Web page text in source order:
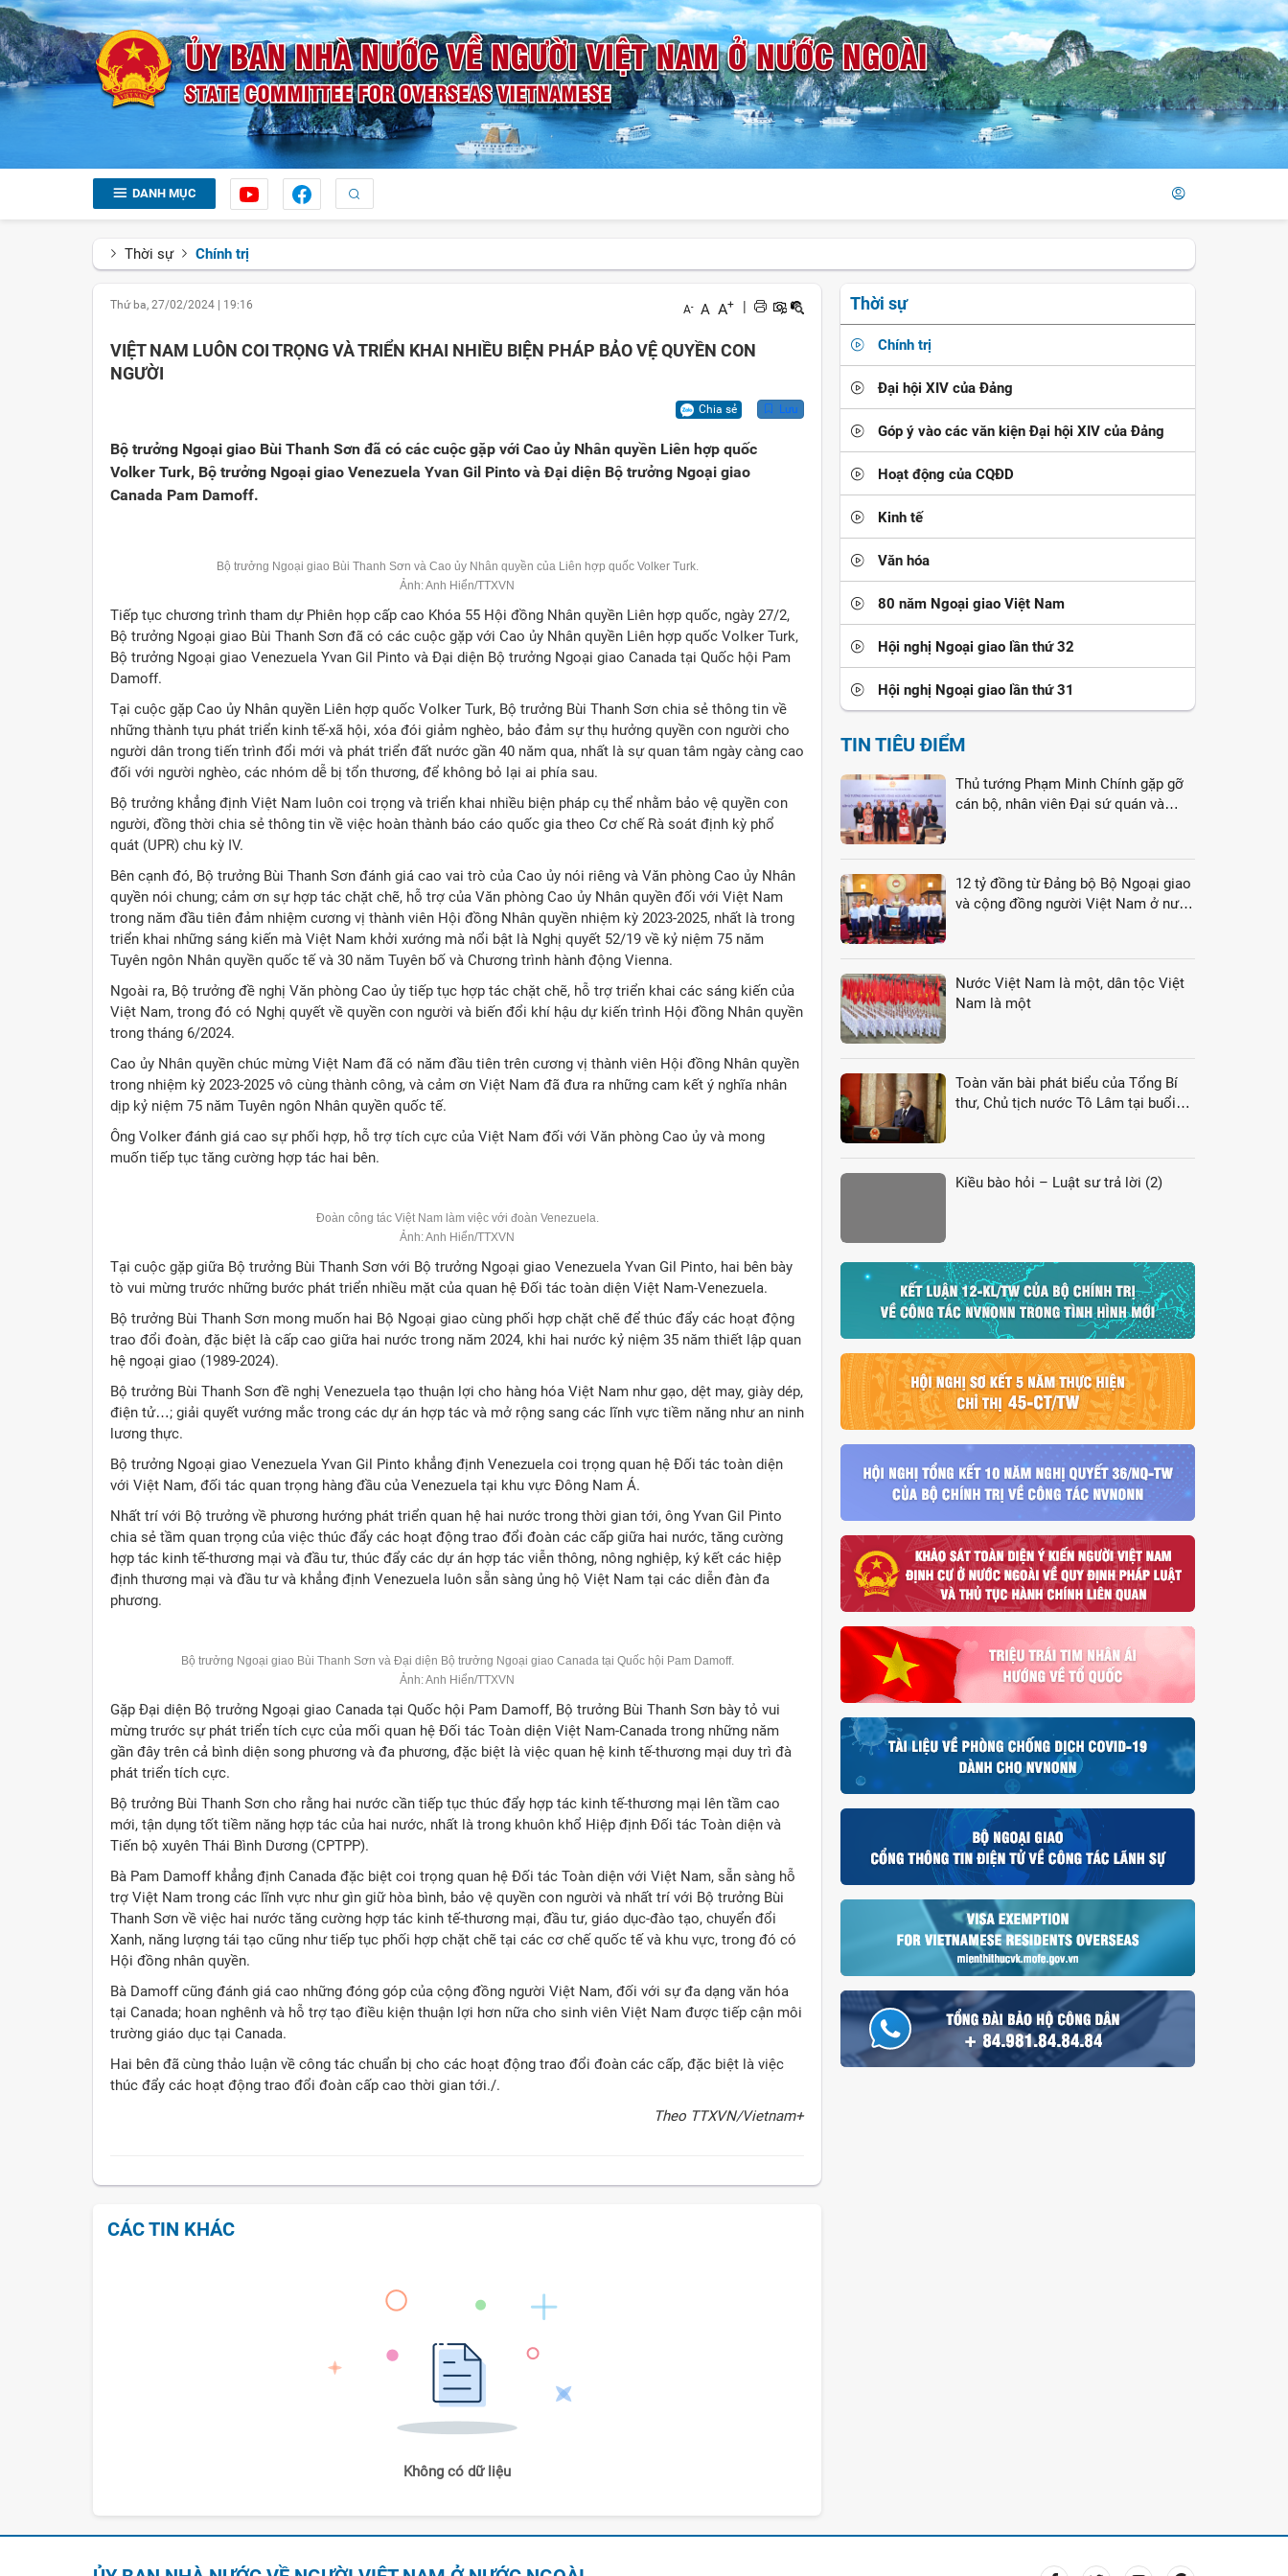
DANH MỤC
Thời sự Chính trị
Thứ ba, 27/02/2024 19:16 A- A A+ |
VIỆT NAM LUÔN COI TRỌNG VÀ TRIỂN KHAI NHIỀU BIỆN PHÁP BẢO VỆ QUYỀN CON
NGƯỜI
Chia sẻ Lưu
Bộ trưởng Ngoại giao Bùi Thanh Sơn đã có các cuộc gặp với Cao ủy Nhân quyền Liên hợp quốc
Volker Turk, Bộ trưởng Ngoại giao Venezuela Yvan Gil Pinto và Đại diện Bộ trưởng Ngoại giao
Canada Pam Damoff.
Bộ trưởng Ngoại giao Bùi Thanh Sơn và Cao ủy Nhân quyền của Liên hợp quốc Volker Turk.
Ảnh: Anh Hiển/TTXVN
Tiếp tục chương trình tham dự Phiên họp cấp cao Khóa 55 Hội đồng Nhân quyền Liên hợp quốc, ngày 27/2,
Bộ trưởng Ngoại giao Bùi Thanh Sơn đã có các cuộc gặp với Cao ủy Nhân quyền Liên hợp quốc Volker Turk,
Bộ trưởng Ngoại giao Venezuela Yvan Gil Pinto và Đại diện Bộ trưởng Ngoại giao Canada tại Quốc hội Pam
Damoff.
Tại cuộc gặp Cao ủy Nhân quyền Liên hợp quốc Volker Turk, Bộ trưởng Bùi Thanh Sơn chia sẻ thông tin về
những thành tựu phát triển kinh tế-xã hội, xóa đói giảm nghèo, bảo đảm sự thụ hưởng quyền con người cho
người dân trong tiến trình đổi mới và phát triển đất nước gần 40 năm qua, nhất là sự quan tâm ngày càng cao
đối với người nghèo, các nhóm dễ bị tổn thương, để không bỏ lại ai phía sau.
Bộ trưởng khẳng định Việt Nam luôn coi trọng và triển khai nhiều biện pháp cụ thể nhằm bảo vệ quyền con
người, đồng thời chia sẻ thông tin về việc hoàn thành báo cáo quốc gia theo Cơ chế Rà soát định kỳ phổ
quát (UPR) chu kỳ IV.
Bên cạnh đó, Bộ trưởng Bùi Thanh Sơn đánh giá cao vai trò của Cao ủy nói riêng và Văn phòng Cao ủy Nhân
quyền nói chung; cảm ơn sự hợp tác chặt chẽ, hỗ trợ của Văn phòng Cao ủy Nhân quyền đối với Việt Nam
trong năm đầu tiên đảm nhiệm cương vị thành viên Hội đồng Nhân quyền nhiệm kỳ 2023-2025, nhất là trong
triển khai những sáng kiến mà Việt Nam khởi xướng mà nổi bật là Nghị quyết 52/19 về kỷ niệm 75 năm
Tuyên ngôn Nhân quyền quốc tế và 30 năm Tuyên bố và Chương trình hành động Vienna.
Ngoài ra, Bộ trưởng đề nghị Văn phòng Cao ủy tiếp tục hợp tác chặt chẽ, hỗ trợ triển khai các sáng kiến của
Việt Nam, trong đó có Nghị quyết về quyền con người và biến đổi khí hậu dự kiến trình Hội đồng Nhân quyền
trong tháng 6/2024.
Cao ủy Nhân quyền chúc mừng Việt Nam đã có năm đầu tiên trên cương vị thành viên Hội đồng Nhân quyền
trong nhiệm kỳ 2023-2025 vô cùng thành công, và cảm ơn Việt Nam đã đưa ra những cam kết ý nghĩa nhân
dịp kỷ niệm 75 năm Tuyên ngôn Nhân quyền quốc tế.
Ông Volker đánh giá cao sự phối hợp, hỗ trợ tích cực của Việt Nam đối với Văn phòng Cao ủy và mong
muốn tiếp tục tăng cường hợp tác hai bên.
Đoàn công tác Việt Nam làm việc với đoàn Venezuela.
Ảnh: Anh Hiển/TTXVN
Tại cuộc gặp giữa Bộ trưởng Bùi Thanh Sơn với Bộ trưởng Ngoại giao Venezuela Yvan Gil Pinto, hai bên bày
tò vui mừng trước những bước phát triển nhiều mặt của quan hệ Đối tác toàn diện Việt Nam-Venezuela.
Bộ trưởng Bùi Thanh Sơn mong muốn hai Bộ Ngoại giao cùng phối hợp chặt chẽ để thúc đẩy các hoạt động
trao đổi đoàn, đặc biệt là cấp cao giữa hai nước trong năm 2024, khi hai nước kỷ niệm 35 năm thiết lập quan
hệ ngoại giao (1989-2024).
Bộ trưởng Bùi Thanh Sơn đề nghị Venezuela tạo thuận lợi cho hàng hóa Việt Nam như gạo, dệt may, giày dép,
điện tử…; giải quyết vướng mắc trong các dự án hợp tác và mở rộng sang các lĩnh vực tiềm năng như an ninh
lương thực.
Bộ trưởng Ngoại giao Venezuela Yvan Gil Pinto khẳng định Venezuela coi trọng quan hệ Đối tác toàn diện
với Việt Nam, đối tác quan trọng hàng đầu của Venezuela tại khu vực Đông Nam Á.
Nhất trí với Bộ trưởng về phương hướng phát triển quan hệ hai nước trong thời gian tới, ông Yvan Gil Pinto
chia sẻ tầm quan trọng của việc thúc đẩy các hoạt động trao đổi đoàn các cấp giữa hai nước, tăng cường
hợp tác kinh tế-thương mại và đầu tư, thúc đẩy các dự án hợp tác viễn thông, nông nghiệp, ký kết các hiệp
định thương mại và đầu tư và khẳng định Venezuela luôn sẵn sàng ủng hộ Việt Nam tại các diễn đàn đa
phương.
Bộ trưởng Ngoại giao Bùi Thanh Sơn và Đại diện Bộ trưởng Ngoại giao Canada tại Quốc hội Pam Damoff.
Ảnh: Anh Hiển/TTXVN
Gặp Đại diện Bộ trưởng Ngoại giao Canada tại Quốc hội Pam Damoff, Bộ trưởng Bùi Thanh Sơn bày tỏ vui
mừng trước sự phát triển tích cực của mối quan hệ Đối tác Toàn diện Việt Nam-Canada trong những năm
gần đây trên cả bình diện song phương và đa phương, đặc biệt là việc quan hệ kinh tế-thương mại duy trì đà
phát triển tích cực.
Bộ trưởng Bùi Thanh Sơn cho rằng hai nước cần tiếp tục thúc đẩy hợp tác kinh tế-thương mại lên tầm cao
mới, tận dụng tốt tiềm năng hợp tác của hai nước, nhất là trong khuôn khổ Hiệp định Đối tác Toàn diện và
Tiến bộ xuyên Thái Bình Dương (CPTPP).
Bà Pam Damoff khẳng định Canada đặc biệt coi trọng quan hệ Đối tác Toàn diện với Việt Nam, sẵn sàng hỗ
trợ Việt Nam trong các lĩnh vực như gìn giữ hòa bình, bảo vệ quyền con người và nhất trí với Bộ trưởng Bùi
Thanh Sơn về việc hai nước tăng cường hợp tác kinh tế-thương mại, đầu tư, giáo dục-đào tạo, chuyển đổi
Xanh, năng lượng tái tạo cũng như tiếp tục phối hợp chặt chẽ tại các cơ chế quốc tế và khu vực, trong đó có
Hội đồng nhân quyền.
Bà Damoff cũng đánh giá cao những đóng góp của cộng đồng người Việt Nam, đối với sự đa dạng văn hóa
tại Canada; hoan nghênh và hỗ trợ tạo điều kiện thuận lợi hơn nữa cho sinh viên Việt Nam được tiếp cận môi
trường giáo dục tại Canada.
Hai bên đã cùng thảo luận về công tác chuẩn bị cho các hoạt động trao đổi đoàn các cấp, đặc biệt là việc
thúc đẩy các hoạt động trao đổi đoàn cấp cao thời gian tới./.
Theo TTXVN/Vietnam+
CÁC TIN KHÁC
Không có dữ liệu
Thời sự
Chính trị
Đại hội XIV của Đảng
Góp ý vào các văn kiện Đại hội XIV của Đảng
Hoạt động của CQĐD
Kinh tế
Văn hóa
80 năm Ngoại giao Việt Nam
Hội nghị Ngoại giao lần thứ 32
Hội nghị Ngoại giao lần thứ 31
TIN TIÊU ĐIỂM
Thủ tướng Phạm Minh Chính gặp gỡ
cán bộ, nhân viên Đại sứ quán và
12 tỷ đồng từ Đảng bộ Bộ Ngoại giao
và cộng đồng người Việt Nam ở nước
Nước Việt Nam là một, dân tộc Việt
Nam là một
Toàn văn bài phát biểu của Tổng Bí
thư, Chủ tịch nước Tô Lâm tại buổi
Kiều bào hỏi – Luật sư trả lời (2)